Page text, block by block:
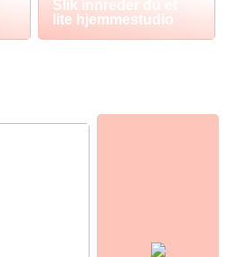
Slik innreder du et
lite hjemmestudio